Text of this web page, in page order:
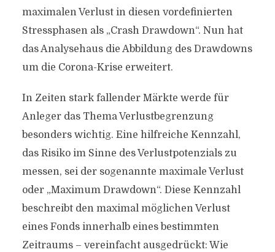
maximalen Verlust in diesen vordefinierten
Stressphasen als „Crash Drawdown“. Nun hat
das Analysehaus die Abbildung des Drawdowns
um die Corona-Krise erweitert.
In Zeiten stark fallender Märkte werde für
Anleger das Thema Verlustbegrenzung
besonders wichtig. Eine hilfreiche Kennzahl,
das Risiko im Sinne des Verlustpotenzials zu
messen, sei der sogenannte maximale Verlust
oder „Maximum Drawdown“. Diese Kennzahl
beschreibt den maximal möglichen Verlust
eines Fonds innerhalb eines bestimmten
Zeitraums – vereinfacht ausgedrückt: Wie